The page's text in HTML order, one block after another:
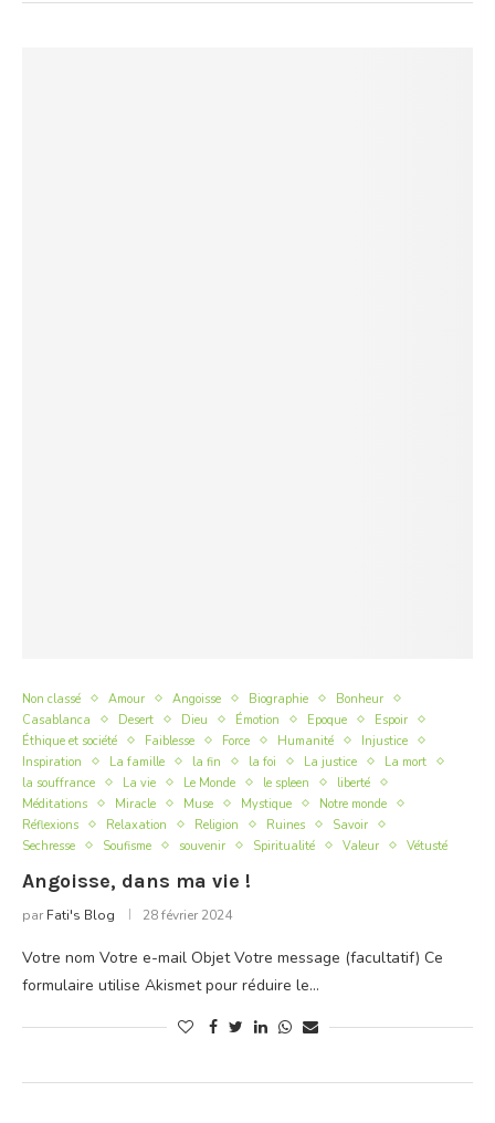
Non classé Amour Angoisse Biographie
Bonheur
Casablanca
Desert Dieu Émotion Epoque
Espoir
Éthique et société
Faiblesse Force Humanité
Injustice
Inspiration
La famille la fin la foi La justice
La mort
la souffrance
La vie Le Monde le spleen
liberté
Méditations
Miracle Muse Mystique
Notre monde
Réflexions
Relaxation Religion Ruines
Savoir
Sechresse
Soufisme souvenir Spiritualité Valeur Vétusté
Angoisse, dans ma vie !
par Fati's Blog 28 février 2024
Votre nom Votre e-mail Objet Votre message (facultatif) Ce
formulaire utilise Akismet pour réduire le…